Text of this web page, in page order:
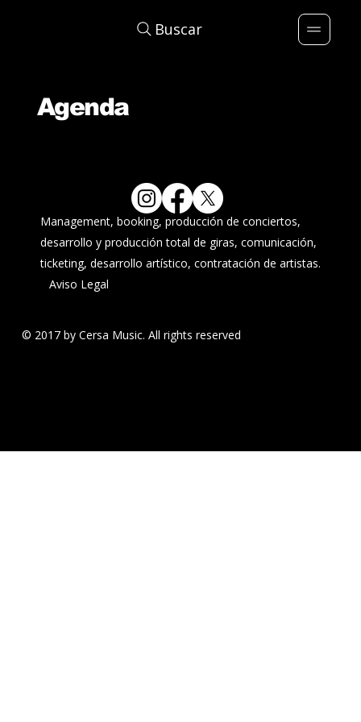
Buscar
Agenda
Management, booking, producción de conciertos,
desarrollo y producción total de giras, comunicación,
ticketing, desarrollo artístico, contratación de artistas.
Aviso Legal
© 2017 by Cersa Music. All rights reserved